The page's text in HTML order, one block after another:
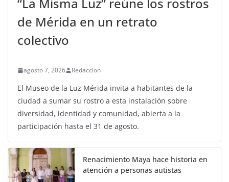
“La Misma Luz” reúne los rostros
de Mérida en un retrato
colectivo
agosto 7, 2026 Redaccion
El Museo de la Luz Mérida invita a habitantes de la
ciudad a sumar su rostro a esta instalación sobre
diversidad, identidad y comunidad, abierta a la
participación hasta el 31 de agosto.
Renacimiento Maya hace historia en
atención a personas autistas